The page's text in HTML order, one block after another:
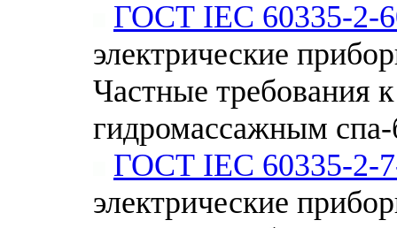
ГОСТ IEC 60335-2-
электрические
Частные требования
гидромассажным спа-
ГОСТ IEC 60335-2-
электрические